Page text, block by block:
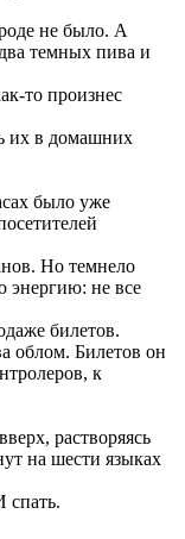
не было. А
темных пива и
то произнес
их в домашних
было уже
Но темнело
энергию: не все
билетов.
облом. Билетов он
к
растворяясь
на шести языках
спать.